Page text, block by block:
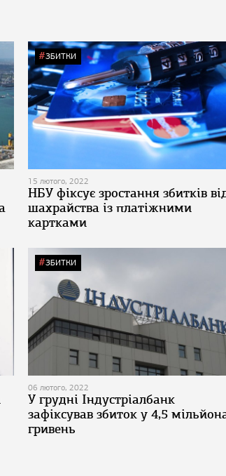
ЗБИТКИ
15 лютого, 2022
НБУ фіксує зростання збитків
шахрайства із платіжними
картками
ЗБИТКИ
06 лютого, 2022
У грудні Індустріалбанк
зафіксував збиток у 4,5
гривень